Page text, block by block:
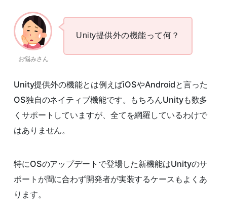
お悩みさん
Unity提供外の機能って何？
Unity提供外の機能とは例えばiOSやAndroidと言った
OS独自のネイティブ機能です。もちろんUnityも数多
くサポートしていますが、全てを網羅しているわけで
はありません。
特にOSのアップデートで登場した新機能はUnityのサ
ポートが間に合わず開発者が実装するケースもよくあ
ります。